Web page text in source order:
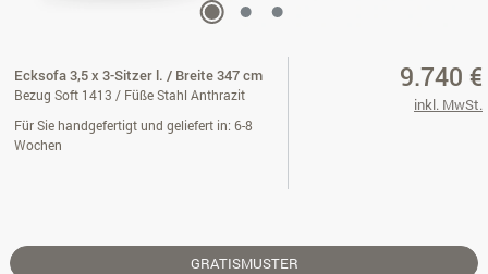
Ecksofa 3,5 x 3-Sitzer l. / Breite 347 cm
Bezug Soft 1413 / Füße Stahl Anthrazit
Für Sie handgefertigt und geliefert in: 6-8
Wochen
9.740 €
inkl. MwSt.
GRATISMUSTER